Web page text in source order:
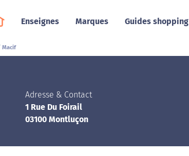
Enseignes Marques Guides shopping
Macif
Adresse & Contact
1 Rue Du Foirail
03100 Montluçon